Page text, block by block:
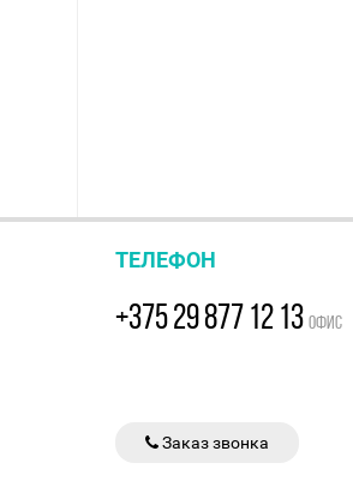
ТЕЛЕФОН
+375 29 877 12 13ОФИС
Заказ звонка